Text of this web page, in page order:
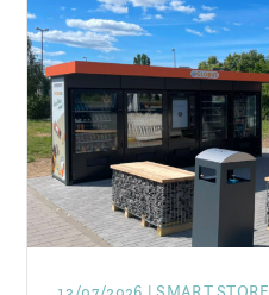
13/07/2026 | SMART STORE